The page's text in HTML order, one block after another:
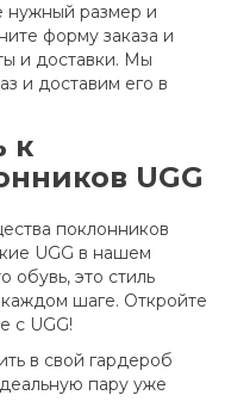
нужный размер и
форму заказа и
и доставки. Мы
и доставим его в
к
UGG
поклонников
UGG в нашем
обувь, это стиль
шаге. Откройте
с UGG!
в свой гардероб
пару уже